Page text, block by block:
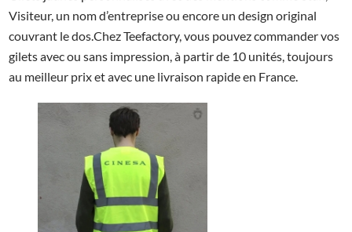
Visiteur, un nom d’entreprise ou encore un design original
couvrant le dos.Chez Teefactory, vous pouvez commander vos
gilets avec ou sans impression, à partir de 10 unités, toujours
au meilleur prix et avec une livraison rapide en France.